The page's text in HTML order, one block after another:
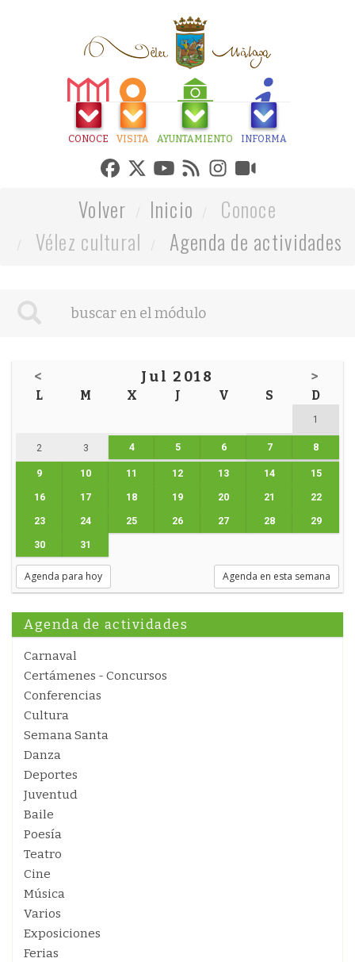
CONOCE VISITA AYUNTAMIENTO INFORMA
Volver Inicio
Conoce
Vélez cultural
Agenda de actividades
< Jul 2018 >
L M X J V S D
1
2 3 4 5 6 7 8
9 10 11 12 13 14 15
16 17 18 19 20 21 22
23 24 25 26 27 28 29
30 31
Agenda para hoy Agenda en esta semana
Agenda de actividades
Carnaval
Certámenes - Concursos
Conferencias
Cultura
Semana Santa
Danza
Deportes
Juventud
Baile
Poesía
Teatro
Cine
Música
Varios
Exposiciones
Ferias